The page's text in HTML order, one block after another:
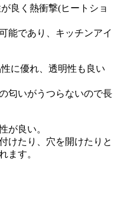
良く熱衝撃(ヒートショ
能であり、キッチンアイ
に優れ、透明性も良い
匂いがうつらないので長
が良い。
けたり、穴を開けたりと
ます。